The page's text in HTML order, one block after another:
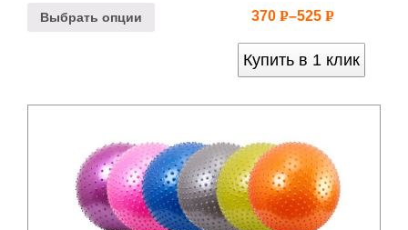
Выбрать опции 370 Р–525 Р
Купить в 1 клик